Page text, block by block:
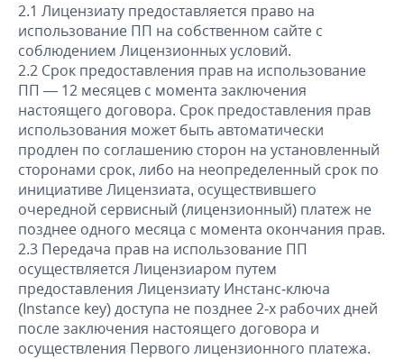
2.1 Лицензиату предоставляется право на
использование ПП на собственном сайте с
соблюдением Лицензионных условий.
2.2 Срок предоставления прав на использование
ПП — 12 месяцев с момента заключения
настоящего договора. Срок предоставления прав
использования может быть автоматически
продлен по соглашению сторон на установленный
сторонами срок, либо на неопределенный срок по
инициативе Лицензиата, осуществившего
очередной сервисный (лицензионный) платеж не
позднее одного месяца с момента окончания прав.
2.3 Передача прав на использование ПП
осуществляется Лицензиаром путем
предоставления Лицензиату Инстанс-ключа
(Instance key) доступа не позднее 2-х рабочих дней
после заключения настоящего договора и
осуществления Первого лицензионного платежа.